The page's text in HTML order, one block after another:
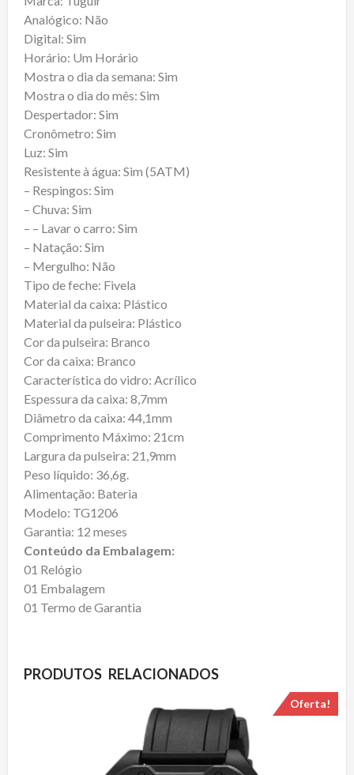
Analógico: Não
Digital: Sim
Horário: Um Horário
Mostra o dia da semana: Sim
Mostra o dia do mês: Sim
Despertador: Sim
Cronômetro: Sim
Luz: Sim
Resistente à água: Sim (5ATM)
– Respingos: Sim
– Chuva: Sim
– – Lavar o carro: Sim
– Natação: Sim
– Mergulho: Não
Tipo de feche: Fivela
Material da caixa: Plástico
Material da pulseira: Plástico
Cor da pulseira: Branco
Cor da caixa: Branco
Característica do vidro: Acrílico
Espessura da caixa: 8,7mm
Diâmetro da caixa: 44,1mm
Comprimento Máximo: 21cm
Largura da pulseira: 21,9mm
Peso líquido: 36,6g.
Alimentação: Bateria
Modelo: TG1206
Garantia: 12 meses
Conteúdo da Embalagem:
01 Relógio
01 Embalagem
01 Termo de Garantia
PRODUTOS RELACIONADOS
Oferta!